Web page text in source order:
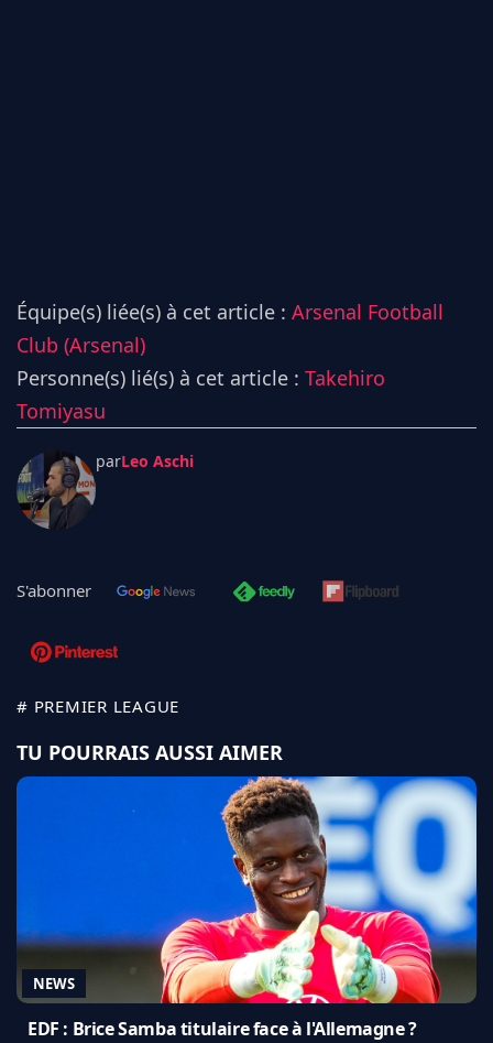
Équipe(s) liée(s) à cet article : Arsenal Football
Club (Arsenal)
Personne(s) lié(s) à cet article : Takehiro
Tomiyasu
parLeo Aschi
S'abonner
# PREMIER LEAGUE
TU POURRAIS AUSSI AIMER
NEWS
EDF : Brice Samba titulaire face à l'Allemagne ?